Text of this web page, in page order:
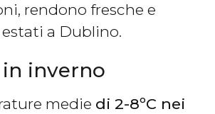
rendono fresche e
a Dublino.
inverno
medie di 2-8ºC nei